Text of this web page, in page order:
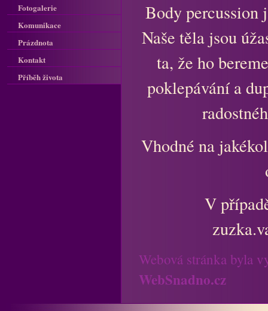
Body percussion
Naše těla jsou
ta, že ho
poklepávání a
Vhodné na
V
Webová stránka byla
WebSnadno.cz
Fotogalerie
Komunikace
Prázdnota
Kontakt
Příběh života